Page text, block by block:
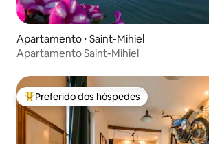
Apartamento ⋅ Saint-Mihiel
Apartamento Saint-Mihiel
Entre os melhores preferidos dos
Preferido dos hóspedes